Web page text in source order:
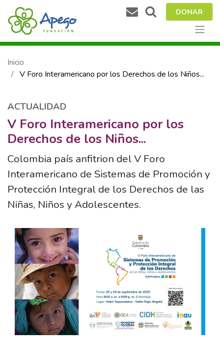
DONAR
Inicio
V Foro Interamericano por los Derechos de los Niños...
ACTUALIDAD
V Foro Interamericano por los
Derechos de los Niños...
Colombia país anfitrion del V Foro
Interamericano de Sistemas de Promoción y
Protección Integral de los Derechos de las
Niñas, Niños y Adolescentes.